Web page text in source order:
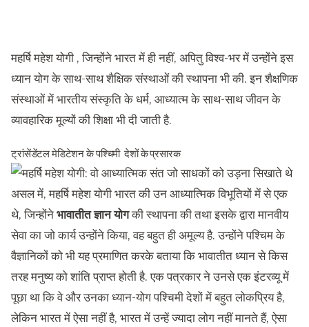
महर्षि महेश योगी , जिन्होंने भारत में ही नहीं, अपितु विश्व-भर में उन्होंने इस
ध्यान योग के साथ-साथ शैक्षिक संस्थाओं की स्थापना भी की. इन शैक्षणिक
संस्थाओं में भारतीय संस्कृति के धर्म, आध्यात्म के साथ-साथ जीवन के
व्यावहारिक मूल्यों की शिक्षा भी दी जाती है.
ट्रांसेंडेंटल मेडिटेशन के पश्चिमी देशों के प्रसारक
असल में, महर्षि महेश योगी भारत की उन आध्यात्मिक विभूतियों में से एक
थे, जिन्होंनेभावातीत ज्ञान योगकी स्थापना की तथा इसके द्वारा मानवीय
सेवा का जो कार्य उन्होंने किया, वह बहुत ही अमूल्य है. उन्होंने पश्चिम के
वैज्ञानिकों को भी यह प्रमाणित करके बताया कि भावातीत ध्यान से किस
तरह मनुष्य को शांति प्राप्त होती है. एक पत्रकार ने उनसे एक इंटरव्यू में
पूछा था कि वे और उनका ध्यान-योग पश्चिमी देशों में बहुत लोकप्रिय है,
लेकिन भारत में ऐसा नहीं है, भारत में उन्हें ज्यादा लोग नहीं मानते हैं, ऐसा